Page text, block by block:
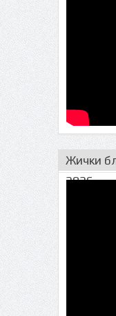
Жички
2026.